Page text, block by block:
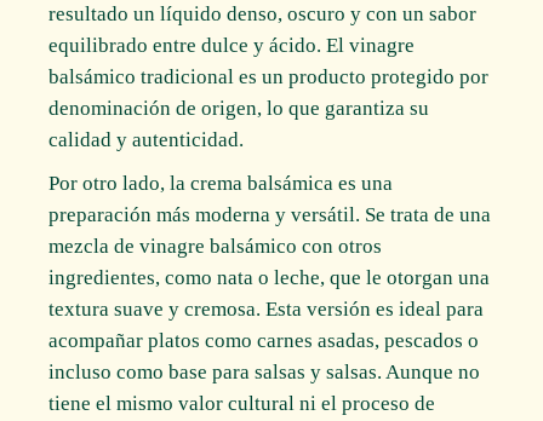
resultado un líquido denso, oscuro y con un sabor
equilibrado entre dulce y ácido. El vinagre
balsámico tradicional es un producto protegido por
denominación de origen, lo que garantiza su
calidad y autenticidad.
Por otro lado, la crema balsámica es una
preparación más moderna y versátil. Se trata de una
mezcla de vinagre balsámico con otros
ingredientes, como nata o leche, que le otorgan una
textura suave y cremosa. Esta versión es ideal para
acompañar platos como carnes asadas, pescados o
incluso como base para salsas y salsas. Aunque no
tiene el mismo valor cultural ni el proceso de